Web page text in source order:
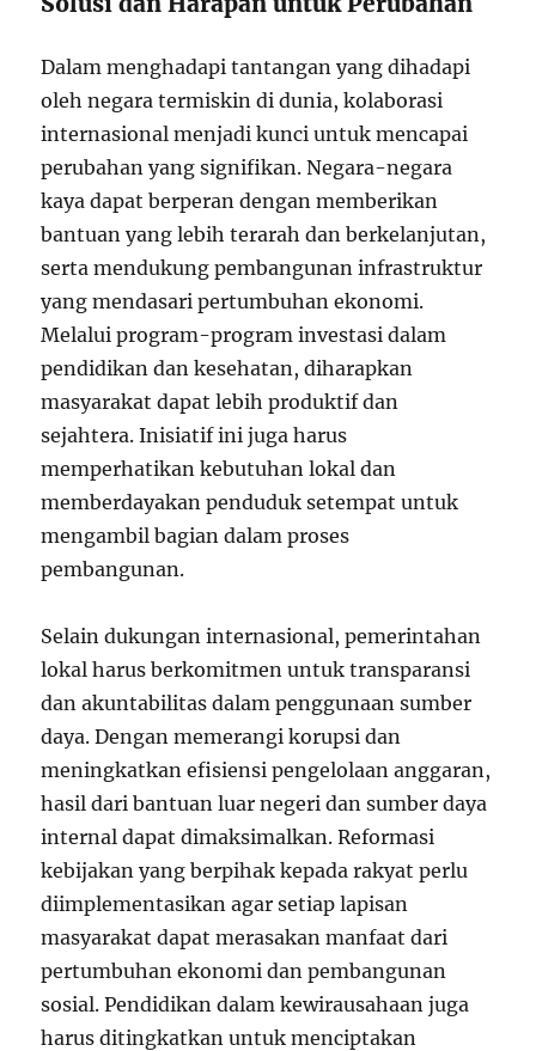
Dalam menghadapi tantangan yang dihadapi
oleh negara termiskin di dunia, kolaborasi
internasional menjadi kunci untuk mencapai
perubahan yang signifikan. Negara-negara
kaya dapat berperan dengan memberikan
bantuan yang lebih terarah dan berkelanjutan,
serta mendukung pembangunan infrastruktur
yang mendasari pertumbuhan ekonomi.
Melalui program-program investasi dalam
pendidikan dan kesehatan, diharapkan
masyarakat dapat lebih produktif dan
sejahtera. Inisiatif ini juga harus
memperhatikan kebutuhan lokal dan
memberdayakan penduduk setempat untuk
mengambil bagian dalam proses
pembangunan.
Selain dukungan internasional, pemerintahan
lokal harus berkomitmen untuk transparansi
dan akuntabilitas dalam penggunaan sumber
daya. Dengan memerangi korupsi dan
meningkatkan efisiensi pengelolaan anggaran,
hasil dari bantuan luar negeri dan sumber daya
internal dapat dimaksimalkan. Reformasi
kebijakan yang berpihak kepada rakyat perlu
diimplementasikan agar setiap lapisan
masyarakat dapat merasakan manfaat dari
pertumbuhan ekonomi dan pembangunan
sosial. Pendidikan dalam kewirausahaan juga
harus ditingkatkan untuk menciptakan